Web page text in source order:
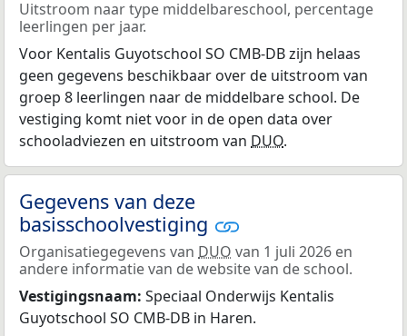
Uitstroom naar type middelbareschool, percentage
leerlingen per jaar.
Voor Kentalis Guyotschool SO CMB-DB zijn helaas
geen gegevens beschikbaar over de uitstroom van
groep 8 leerlingen naar de middelbare school. De
vestiging komt niet voor in de open data over
schooladviezen en uitstroom van DUO.
Gegevens van deze
basisschoolvestiging
Organisatiegegevens van DUO van 1 juli 2026 en
andere informatie van de website van de school.
Vestigingsnaam: Speciaal Onderwijs Kentalis
Guyotschool SO CMB-DB in Haren.